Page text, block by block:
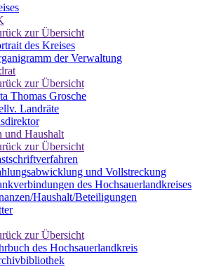
zur Übersicht
des Kreises
der Verwaltung
zur Übersicht
Thomas Grosche
Landräte
und Haushalt
zur Übersicht
und Vollstreckung
des Hochsauerlandkreises
Haushalt/Beteiligungen
zur Übersicht
des Hochsauerlandkreis